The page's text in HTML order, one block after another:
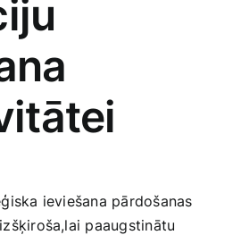
ieviešana pārdošanas
paaugstinātu